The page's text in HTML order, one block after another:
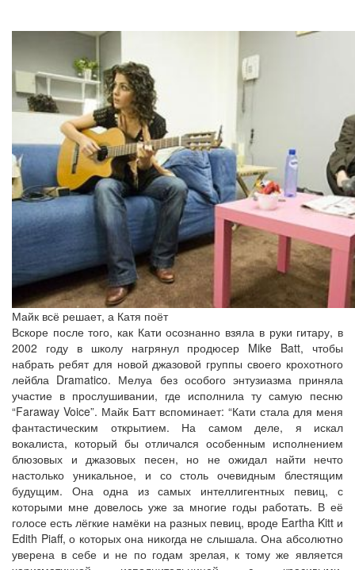
Майк всё решает, а Катя поёт
Вскоре после того, как Кати осознанно взяла в руки гитару, в
2002 году в школу нагрянул продюсер Mike Batt, чтобы
набрать ребят для новой джазовой группы своего крохотного
лейбла Dramatico. Мелуа без особого энтузиазма приняла
участие в прослушивании, где исполнила ту самую песню
“Faraway Voice”. Майк Батт вспоминает: “Кати стала для меня
фантастическим открытием. На самом деле, я искал
вокалиста, который бы отличался особенным исполнением
блюзовых и джазовых песен, но не ожидал найти нечто
настолько уникальное, и со столь очевидным блестящим
будущим. Она одна из самых интеллигентных певиц, с
которыми мне довелось уже за многие годы работать. В её
голосе есть лёгкие намёки на разных певиц, вроде Eartha Kitt и
Edith Piaff, о которых она никогда не слышала. Она абсолютно
уверена в себе и не по годам зрелая, к тому же является